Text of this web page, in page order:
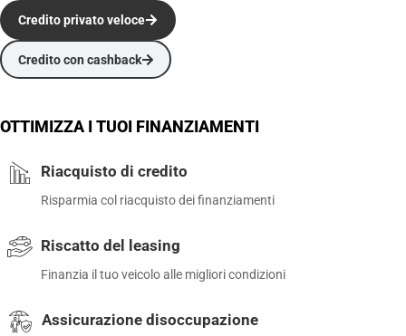
Credito con cashback
Credito privato veloce
OTTIMIZZA I TUOI FINANZIAMENTI
Riacquisto di credito
Risparmia col riacquisto dei finanziamenti
Riscatto del leasing
Finanzia il tuo veicolo alle migliori condizioni
Assicurazione disoccupazione